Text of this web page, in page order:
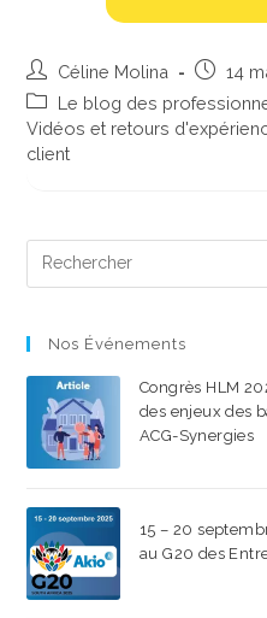
Céline Molina
14
Le blog des
Vidéos et retours
client
Nos Événements
Congrès HLM
des enjeux des
ACG-Synergies
15 – 20
au G20 des